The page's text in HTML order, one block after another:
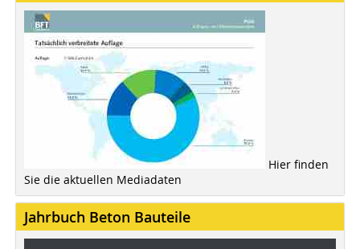
Hier finden
Sie die aktuellen Mediadaten
Jahrbuch Beton Bauteile